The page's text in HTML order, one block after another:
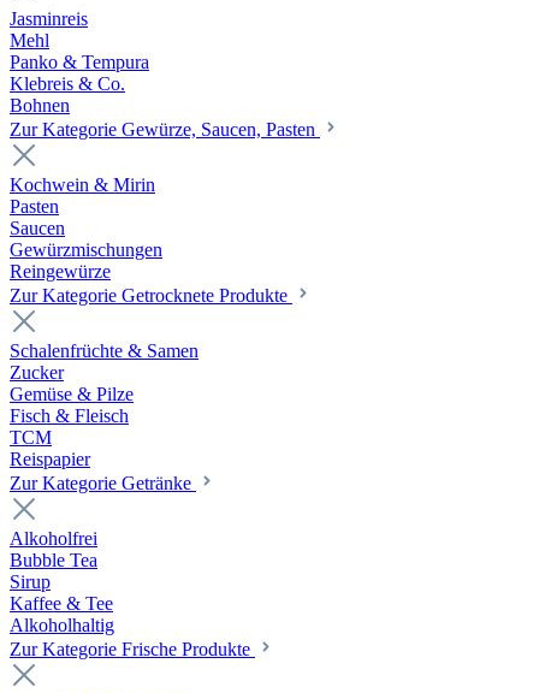
Jasminreis
Mehl
Panko & Tempura
Klebreis & Co.
Bohnen
Zur Kategorie Gewürze, Saucen, Pasten
Kochwein & Mirin
Pasten
Saucen
Gewürzmischungen
Reingewürze
Zur Kategorie Getrocknete Produkte
Schalenfrüchte & Samen
Zucker
Gemüse & Pilze
Fisch & Fleisch
TCM
Reispapier
Zur Kategorie Getränke
Alkoholfrei
Bubble Tea
Sirup
Kaffee & Tee
Alkoholhaltig
Zur Kategorie Frische Produkte